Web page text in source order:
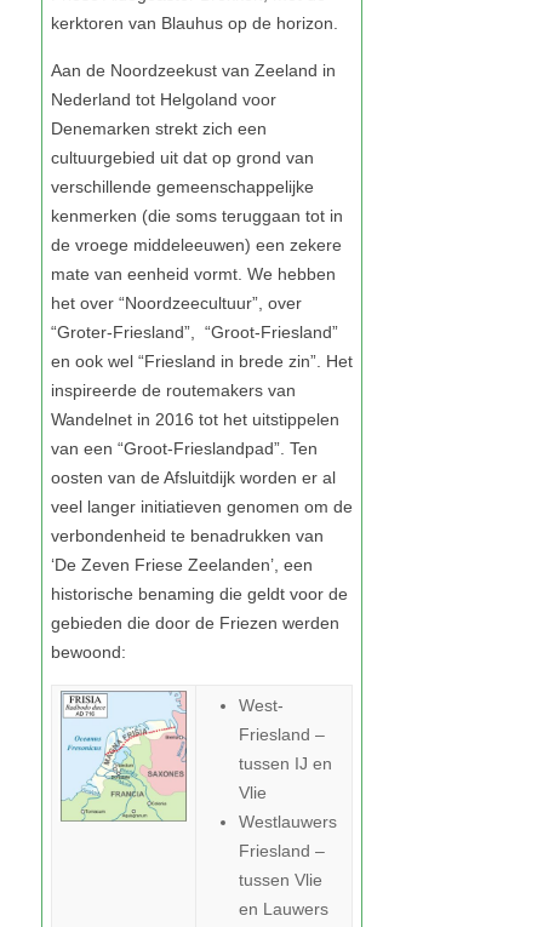
West-
Friesland –
tussen IJ en
Vlie
Westlauwers
Friesland –
tussen Vlie
en Lauwers